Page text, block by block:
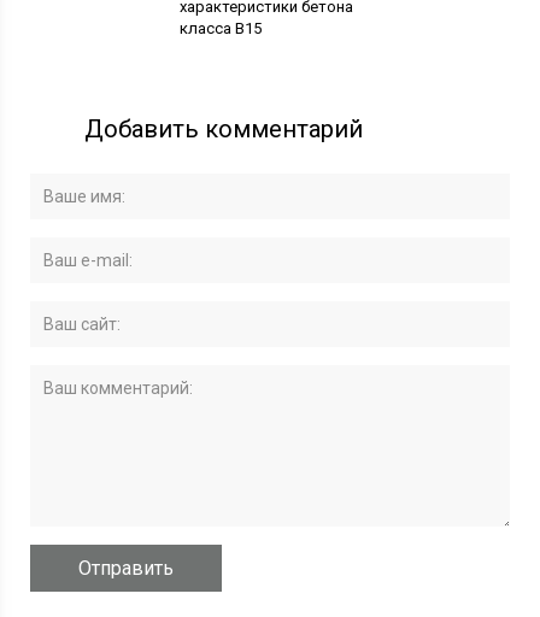
характеристики бетона
класса В15
Добавить комментарий